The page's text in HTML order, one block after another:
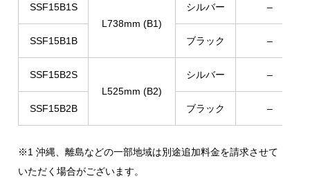
SSF15B1S
L738mm (B1)
シルバー –
SSF15B1B ブラック –
SSF15B2S
L525mm (B2)
シルバー –
SSF15B2B ブラック –
※1 沖縄、離島などの一部地域は別途追加料金を請求させて
いただく場合がございます。